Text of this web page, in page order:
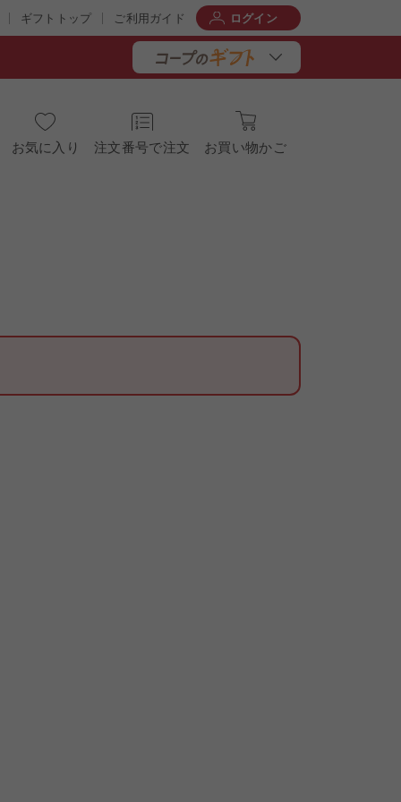
ギフトトップ ご利用ガイド ログイン
お気に入り 注文番号で注文 お買い物かご